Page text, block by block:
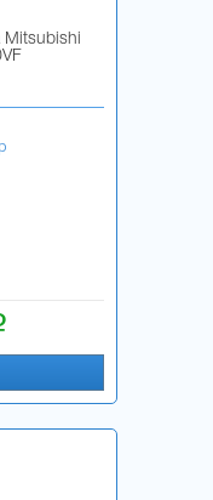
Mitsubishi